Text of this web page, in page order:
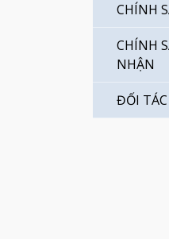
CHÍNH
CHÍNH
NHẬN
ĐỐI